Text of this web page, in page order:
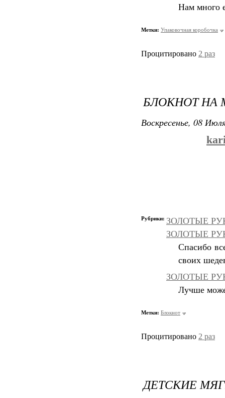
Нам много
Метки: Упаковочная коробочка
Процитировано 2 раз
БЛОКНОТ НА
Воскресенье, 08
Рубрики: ЗОЛОТЫЕ
ЗОЛОТЫЕ
Спасибо
своих
ЗОЛОТЫЕ
Лучше
Метки: Блокнот
Процитировано 2 раз
ДЕТСКИЕ